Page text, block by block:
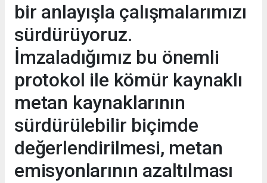
bir anlayışla çalışmalarımızı
sürdürüyoruz.
İmzaladığımız bu önemli
protokol ile kömür kaynaklı
metan kaynaklarının
sürdürülebilir biçimde
değerlendirilmesi, metan
emisyonlarının azaltılması